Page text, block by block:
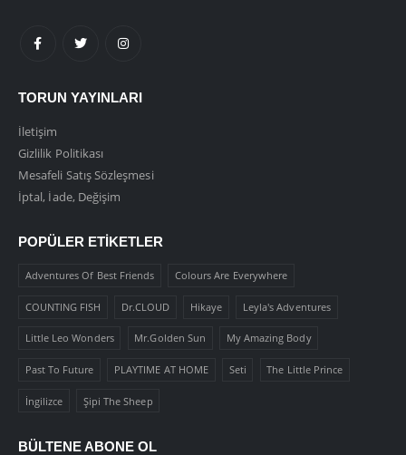
TORUN YAYINLARI
İletişim
Gizlilik Politikası
Mesafeli Satış Sözleşmesi
İptal, İade, Değişim
POPÜLER ETIKETLER
Adventures Of Best Friends Colours Are Everywhere
COUNTING FISH Dr.CLOUD Hikaye Leyla's Adventures
Little Leo Wonders Mr.Golden Sun My Amazing Body
Past To Future PLAYTIME AT HOME Seti The Little Prince
İngilizce Şipi The Sheep
BÜLTENE ABONE OL